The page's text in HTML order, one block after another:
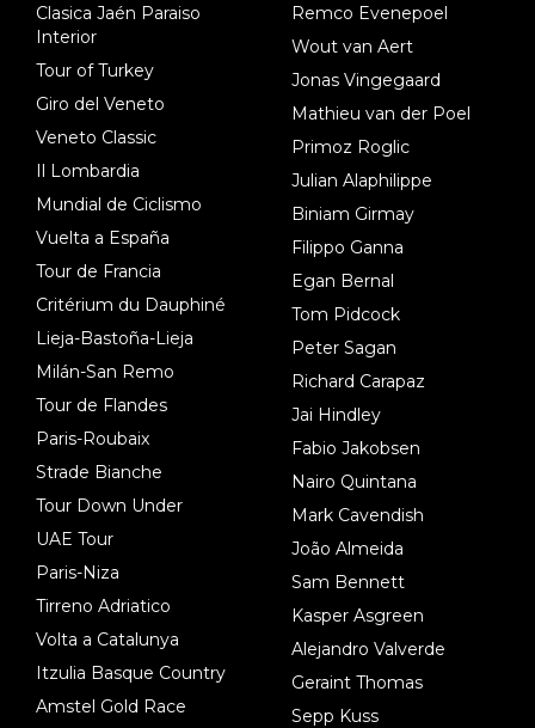
Clasica Jaén Paraiso
Interior
Tour of Turkey
Giro del Veneto
Veneto Classic
Il Lombardia
Mundial de Ciclismo
Vuelta a España
Tour de Francia
Critérium du Dauphiné
Lieja-Bastoña-Lieja
Milán-San Remo
Tour de Flandes
Paris-Roubaix
Strade Bianche
Tour Down Under
UAE Tour
Paris-Niza
Tirreno Adriatico
Volta a Catalunya
Itzulia Basque Country
Amstel Gold Race
Remco Evenepoel
Wout van Aert
Jonas Vingegaard
Mathieu van der Poel
Primoz Roglic
Julian Alaphilippe
Biniam Girmay
Filippo Ganna
Egan Bernal
Tom Pidcock
Peter Sagan
Richard Carapaz
Jai Hindley
Fabio Jakobsen
Nairo Quintana
Mark Cavendish
João Almeida
Sam Bennett
Kasper Asgreen
Alejandro Valverde
Geraint Thomas
Sepp Kuss